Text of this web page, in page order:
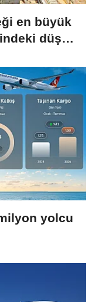
en büyük
düşüş
yolcu